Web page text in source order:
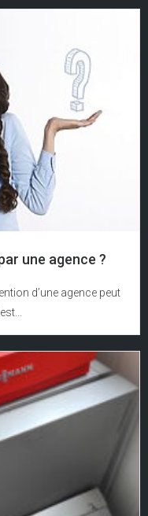
une agence ?
d’une agence peut